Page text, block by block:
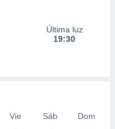
Última luz
19:30
Vie Sáb
Dom